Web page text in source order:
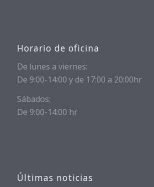
Horario de oficina
De lunes a viernes:
De 9:00-14:00 y de 17:00 a 20:00hr
Sábados:
De 9:00-14:00 hr
Últimas noticias